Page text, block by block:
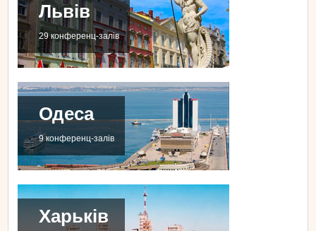
Львів
29 конференц-залів
Одеса
9 конференц-залів
Харьків